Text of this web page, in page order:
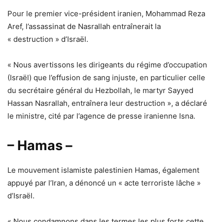
Pour le premier vice-président iranien, Mohammad Reza
Aref, l’assassinat de Nasrallah entraînerait la
« destruction » d’Israël.
« Nous avertissons les dirigeants du régime d’occupation
(Israël) que l’effusion de sang injuste, en particulier celle
du secrétaire général du Hezbollah, le martyr Sayyed
Hassan Nasrallah, entraînera leur destruction », a déclaré
le ministre, cité par l’agence de presse iranienne Isna.
– Hamas –
Le mouvement islamiste palestinien Hamas, également
appuyé par l’Iran, a dénoncé un « acte terroriste lâche »
d’Israël.